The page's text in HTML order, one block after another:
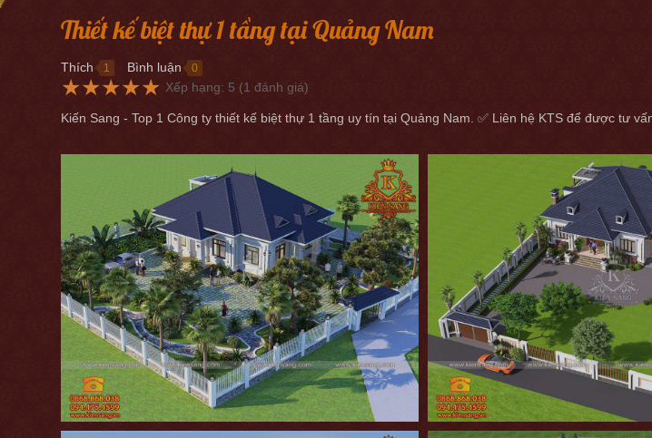
Thiết kế biệt thự 1 tầng tại Quảng Nam
Thích 1 Bình luận 0
★★★★★ Xếp hạng: 5 (1 đánh giá)
Kiến Sang - Top 1 Công ty thiết kế biệt thự 1 tầng uy tín tại Quảng Nam. ✅ Liên hệ KTS để được tư